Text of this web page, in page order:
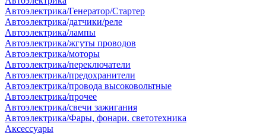
Автоэлектрика/Генератор/Стартер
Автоэлектрика/датчики/реле
Автоэлектрика/лампы
Автоэлектрика/жгуты проводов
Автоэлектрика/моторы
Автоэлектрика/переключатели
Автоэлектрика/предохранители
Автоэлектрика/провода высоковольтные
Автоэлектрика/прочее
Автоэлектрика/свечи зажигания
Автоэлектрика/Фары, фонари. светотехника
Аксессуары